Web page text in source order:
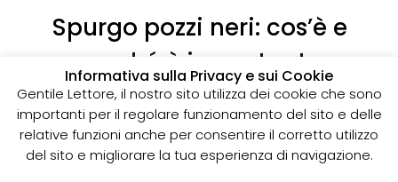
Spurgo pozzi neri: cos’è e
perché è importante
I pozzi neri sono delle strutture sotterranee utilizzate
per la raccolta delle acque reflue domestiche,
soprattutto in zone dove non è disponibile un
sistema di smaltimento delle acque fognarie. Lo
spurgo dei pozzi neri è un’operazione essenziale
Informativa sulla Privacy e sui Cookie
Gentile Lettore, il nostro sito utilizza dei cookie che sono
importanti per il regolare funzionamento del sito e delle
relative funzioni anche per consentire il corretto utilizzo
del sito e migliorare la tua esperienza di navigazione.